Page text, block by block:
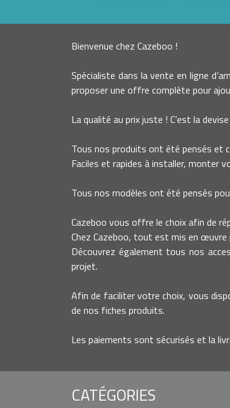
Bienvenue chez Cazeboo !
Spécialiste dans la vente en ligne
proposer une offre complète pour
La qualité au prix juste ! C’est la
Tous nos produits ont été pensés et
Faciles et rapides à installer, monter
Tous nos modèles ont été pensés
Cazeboo vous offre le choix afin de
Chez Cazeboo, tout est mis en
Découvrez également tous nos
projet.
Afin de faciliter votre choix, vous
de nos fiches produits.
Les paiements sont sécurisés et la
CATÉGORIES